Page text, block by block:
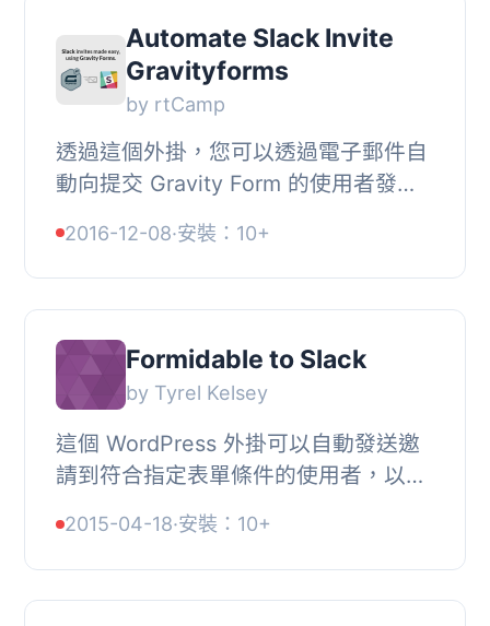
Automate Slack Invite
Gravityforms
by rtCamp
透過這個外掛，您可以透過電子郵件自
動向提交 Gravity Form 的使用者發送
Form 一起運作。當您建立了一個
Gravity For...
2016-12-08·安裝：10+
Formidable to Slack
by Tyrel Kelsey
這個 WordPress 外掛可以自動發送邀
請到符合指定表單條件的使用者，以加
請的麻煩。
2015-04-18·安裝：10+